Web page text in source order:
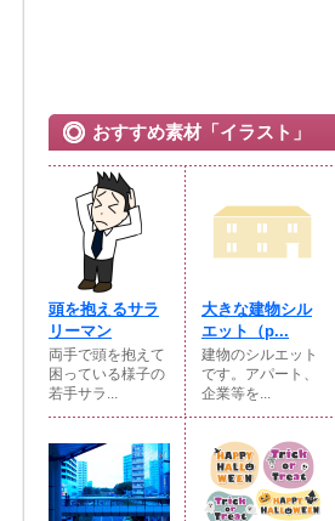
おすすめ素材「イラスト」
頭を抱えるサラ
リーマン
両手で頭を抱えて
困っている様子の
若手サラ...
大きな建物シル
エット（p...
建物のシルエット
です。アパート、
企業等を...